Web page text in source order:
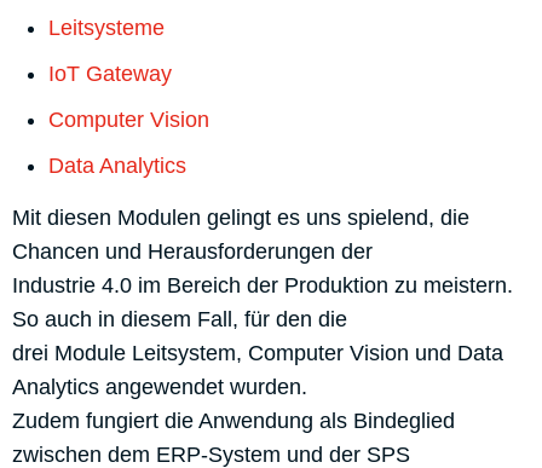
Leitsysteme
IoT Gateway
Computer Vision
Data Analytics
Mit diesen Modulen gelingt es uns spielend, die
Chancen und Herausforderungen der
Industrie 4.0 im Bereich der Produktion zu meistern.
So auch in diesem Fall, für den die
drei Module Leitsystem, Computer Vision und Data
Analytics angewendet wurden.
Zudem fungiert die Anwendung als Bindeglied
zwischen dem ERP-System und der SPS